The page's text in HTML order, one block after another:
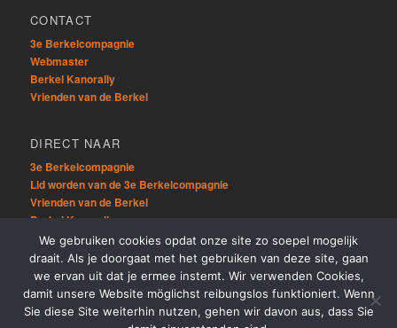
CONTACT
3e Berkelcompagnie
Webmaster
Berkel Kanorally
Vrienden van de Berkel
DIRECT NAAR
3e Berkelcompagnie
Lid worden van de 3e Berkelcompagnie
Vrienden van de Berkel
Berkel Kanorally
OVERIG
Sitemap
Links
We gebruiken cookies opdat onze site zo soepel mogelijk
draait. Als je doorgaat met het gebruiken van deze site, gaan
we ervan uit dat je ermee instemt. Wir verwenden Cookies,
damit unsere Website möglichst reibungslos funktioniert. Wenn
Sie diese Site weiterhin nutzen, gehen wir davon aus, dass Sie